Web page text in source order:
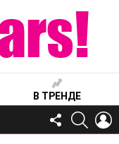
В ТРЕНДЕ
FOLLOW
US